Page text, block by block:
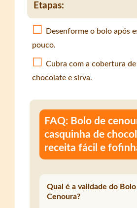
Etapas:
Desenforme o bolo após
pouco.
Cubra com a cobertura
chocolate e sirva.
FAQ: Bolo de
casquinha de
receita fácil e
Qual é a validade do Bolo
Cenoura?